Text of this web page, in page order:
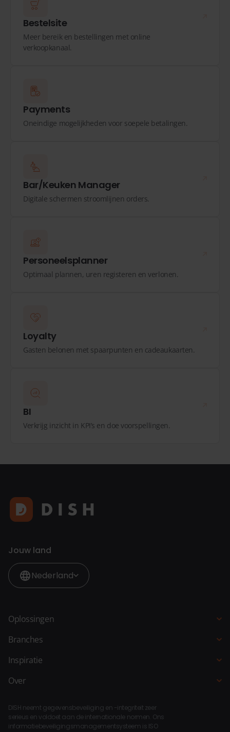
Bestelsite
Meer bereik en bestellingen met online
verkoopkanaal.
Payments
Oneindige mogelijkheden voor soepele betalingen.
Bar/Keuken Manager
Digitale schermen stroomlijnen orders.
Personeelsplanner
Optimaal plannen, uren registeren en verlonen.
Loyalty
Gasten belonen met spaarpunten en cadeaukaarten.
BI
Verkrijg inzicht in KPI’s en doe voorspellingen.
Jouw land
Nederland
Oplossingen
Kassasysteem
Bestelsite
Bar Keuken Manager
Branches
Horeca
Fastservice
Strandpaviljoen
Inspiratie
Blogs
Over
Koppelingen
DISH neemt gegevensbeveiliging en -integriteit zeer
serieus en voldoet aan de internationale normen. Ons
informatiebeveiligingsmanagementsysteem is ISO